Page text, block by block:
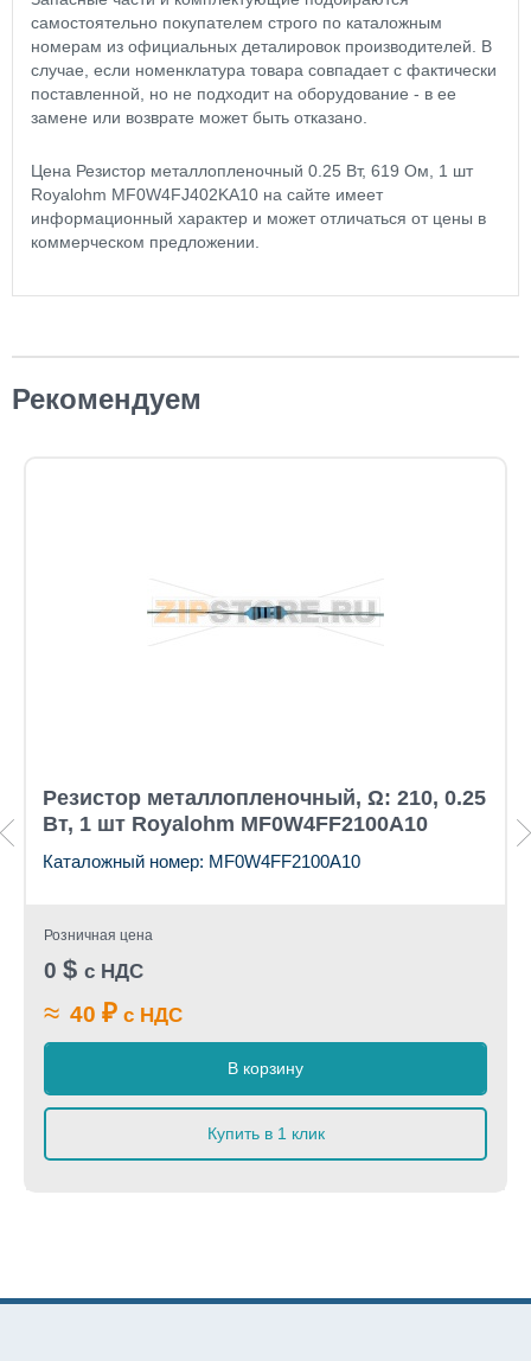
самостоятельно покупателем строго по каталожным
номерам из официальных деталировок производителей. В
случае, если номенклатура товара совпадает с фактически
поставленной, но не подходит на оборудование - в ее
замене или возврате может быть отказано.
Цена Резистор металлопленочный 0.25 Вт, 619 Ом, 1 шт
Royalohm MF0W4FJ402KA10 на сайте имеет
информационный характер и может отличаться от цены в
коммерческом предложении.
Рекомендуем
Резистор металлопленочный, Ω: 210, 0.25
Вт, 1 шт Royalohm MF0W4FF2100A10
Каталожный номер: MF0W4FF2100A10
Розничная цена
0 $ с НДС
≈ 40 ₽ с НДС
В корзину
Купить в 1 клик